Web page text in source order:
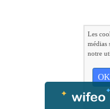
Les
médias
notre
OK